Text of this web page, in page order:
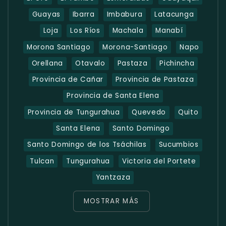
Guayas
Ibarra Imbabura
Latacunga
Loja
Los Ríos Machala
Manabí
Morona Santiago
Morona-Santiago
Napo
Orellana
Otavalo Pastaza
Pichincha
Provincia de Cañar
Provincia de Pastaza
Provincia de Santa Elena
Provincia de Tungurahua
Quevedo
Quito
Santa Elena
Santo Domingo
Santo Domingo de los Tsáchilas
Sucumbios
Tulcan
Tungurahua
Victoria del Portete
Yantzaza
MOSTRAR MÁS